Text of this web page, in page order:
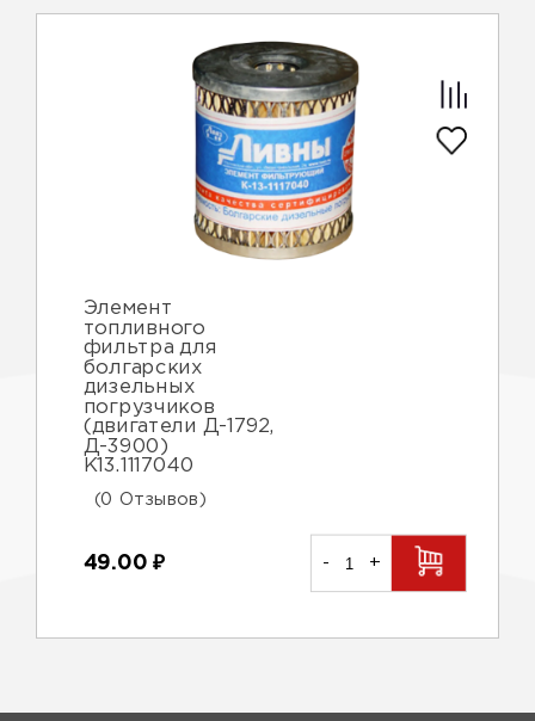
Элемент
топливного
фильтра для
болгарских
дизельных
погрузчиков
(двигатели Д-1792,
Д-3900)
К13.1117040
(0 Отзывов)
49.00 ₽ - +